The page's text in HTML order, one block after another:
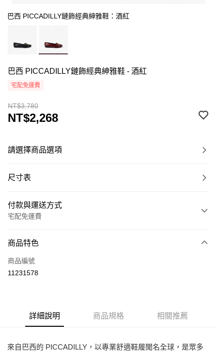
巴西 PICCADILLY鏈飾經典紳雅鞋：酒紅
巴西 PICCADILLY鏈飾經典紳雅鞋 - 酒紅
宅配免運費
NT$3,780
NT$2,268
請選擇商品選項
尺寸表
付款與運送方式
宅配免運費
信用卡一次付款
Apple Pay
ATM付款
運送方式
商品特色
商品編號
11231578
詳細說明 商品規格 相關推薦
來自巴西的 PICCADILLY，以專業舒適鞋履聞名全球，是眾多